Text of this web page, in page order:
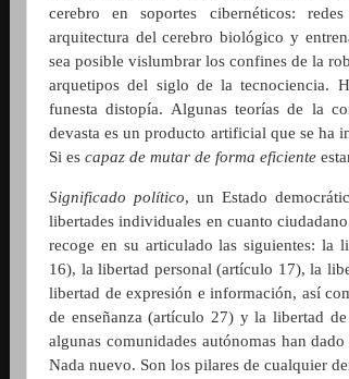
cerebro en soportes cibernéticos:
arquitectura del cerebro biológico y
sea posible vislumbrar los confines de la
arquetipos del siglo de la tecnociencia.
funesta distopía. Algunas teorías de la
devasta es un producto artificial que se ha
Si es capaz de mutar de forma eficiente
Significado político, un Estado
libertades individuales en cuanto
recoge en su articulado las siguientes: la
16), la libertad personal (artículo 17), la
libertad de expresión e información, así
de enseñanza (artículo 27) y la libertad
algunas comunidades autónomas han
Nada nuevo. Son los pilares de cualquier